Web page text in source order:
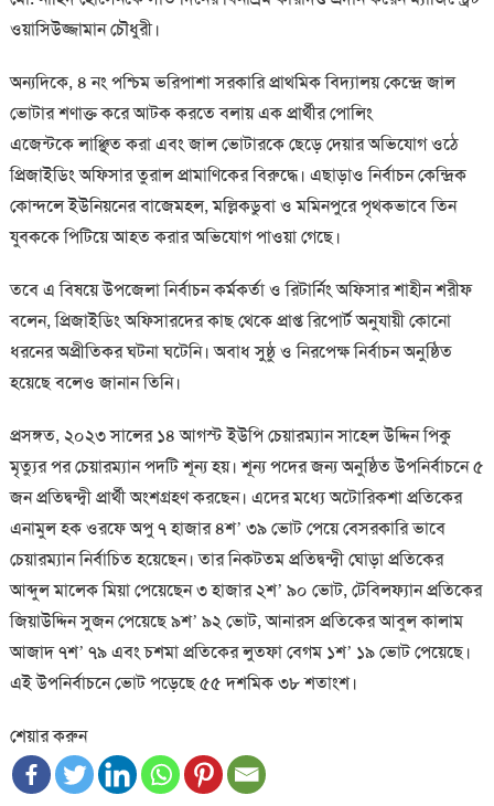
ওয়াসিউজ্জামান চৌধুরী।
অন্যদিকে, ৪ নং পশ্চিম ভরিপাশা সরকারি প্রাথমিক বিদ্যালয় কেন্দ্রে জাল
ভোটার শণাক্ত করে আটক করতে বলায় এক প্রার্থীর পোলিং
এজেন্টকে লাঞ্ছিত করা এবং জাল ভোটারকে ছেড়ে দেয়ার অভিযোগ ওঠে
প্রিজাইডিং অফিসার তুরাল প্রামাণিকের বিরুদ্ধে। এছাড়াও নির্বাচন কেন্দ্রিক
কোন্দলে ইউনিয়নের বাজেমহল, মল্লিকডুবা ও মমিনপুরে পৃথকভাবে তিন
যুবককে পিটিয়ে আহত করার অভিযোগ পাওয়া গেছে।
তবে এ বিষয়ে উপজেলা নির্বাচন কর্মকর্তা ও রিটার্নিং অফিসার শাহীন শরীফ
বলেন, প্রিজাইডিং অফিসারদের কাছ থেকে প্রাপ্ত রিপোর্ট অনুযায়ী কোনো
ধরনের অপ্রীতিকর ঘটনা ঘটেনি। অবাধ সুষ্ঠু ও নিরপেক্ষ নির্বাচন অনুষ্ঠিত
হয়েছে বলেও জানান তিনি।
প্রসঙ্গত, ২০২৩ সালের ১৪ আগস্ট ইউপি চেয়ারম্যান সাহেল উদ্দিন পিকু
মৃত্যুর পর চেয়ারম্যান পদটি শূন্য হয়। শূন্য পদের জন্য অনুষ্ঠিত উপনির্বাচনে ৫
জন প্রতিদ্বন্দ্বী প্রার্থী অংশগ্রহণ করছেন। এদের মধ্যে অটোরিকশা প্রতিকের
এনামুল হক ওরফে অপু ৭ হাজার ৪শ’ ৩৯ ভোট পেয়ে বেসরকারি ভাবে
চেয়ারম্যান নির্বাচিত হয়েছেন। তার নিকটতম প্রতিদ্বন্দ্বী ঘোড়া প্রতিকের
আব্দুল মালেক মিয়া পেয়েছেন ৩ হাজার ২শ’ ৯০ ভোট, টেবিলফ্যান প্রতিকের
জিয়াউদ্দিন সুজন পেয়েছে ৯শ’ ৯২ ভোট, আনারস প্রতিকের আবুল কালাম
আজাদ ৭শ’ ৭৯ এবং চশমা প্রতিকের লুতফা বেগম ১শ’ ১৯ ভোট পেয়েছে।
এই উপনির্বাচনে ভোট পড়েছে ৫৫ দশমিক ৩৮ শতাংশ।
শেয়ার করুন